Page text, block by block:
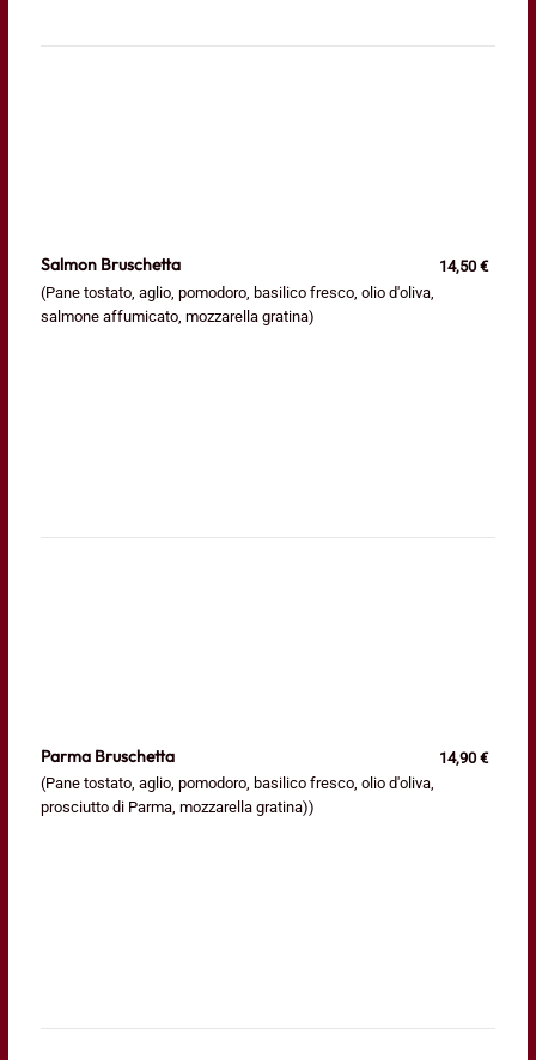
Salmon Bruschetta
(Pane tostato, aglio, pomodoro, basilico fresco, olio d'oliva,
salmone affumicato, mozzarella gratina)
14,50 €
Parma Bruschetta
(Pane tostato, aglio, pomodoro, basilico fresco, olio d'oliva,
prosciutto di Parma, mozzarella gratina))
14,90 €